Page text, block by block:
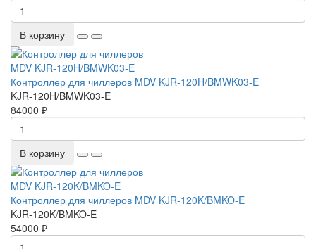
В корзину
Контроллер для чиллеров MDV KJR-120H/BMWK03-E
KJR-120H/BMWK03-E
84000 ₽
В корзину
Контроллер для чиллеров MDV KJR-120K/BMKO-E
KJR-120K/BMKO-E
54000 ₽